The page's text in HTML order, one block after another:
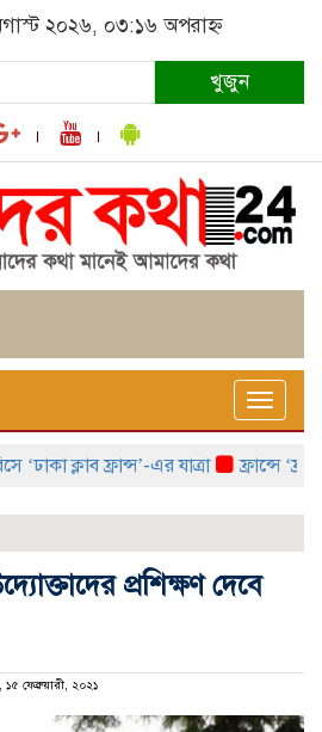
২০২৬, ০৩:১৬ অপরাহ্ন
খুজুন
Toggle
ক্লাব ফ্রান্স’-এর যাত্রা ফ্রান্সে
প্রশিক্ষণ দেবে
ফেব্রুয়ারী, ২০২১